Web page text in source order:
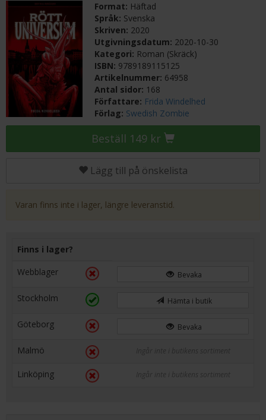
Format: Häftad
Språk: Svenska
Skriven: 2020
Utgivningsdatum: 2020-10-30
Kategori: Roman (Skräck)
ISBN: 9789189115125
Artikelnummer: 64958
Antal sidor: 168
Författare: Frida Windelhed
Förlag: Swedish Zombie
Beställ 149 kr
Lägg till på önskelista
Varan finns inte i lager, längre leveranstid.
Finns i lager?
Webblager
Bevaka
Stockholm Hämta i butik
Göteborg Bevaka
Malmö Ingår inte i butikens sortiment
Linköping Ingår inte i butikens sortiment